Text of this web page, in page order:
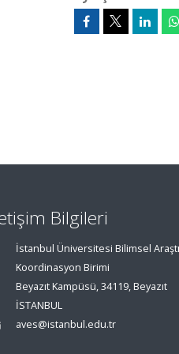
Bilgileri
İstanbul Üniversitesi Bilimsel
Koordinasyon Birimi
Beyazıt Kampüsü, 34119, Beyazıt
İSTANBUL
aves@istanbul.edu.tr